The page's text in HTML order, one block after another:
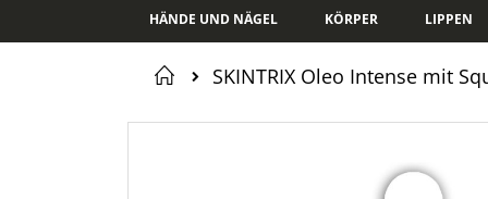
HÄNDE UND NÄGEL KÖRPER LIPPEN
Startseite
SKINTRIX Oleo Intense mit